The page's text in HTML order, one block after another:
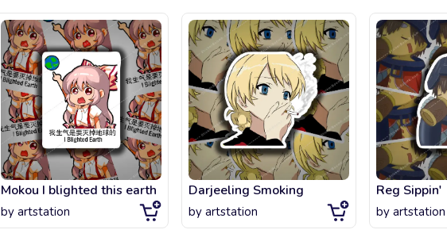
Mokou I blighted this earth
by artstation
Darjeeling Smoking
by artstation
Reg Sippin'
by artstation